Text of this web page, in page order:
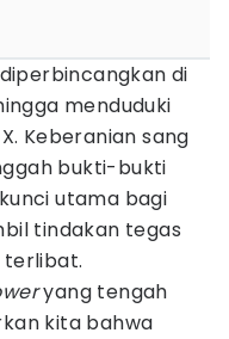
di
menduduki
Keberanian sang
bukti-bukti
utama bagi
tindakan tegas
terlibat.
yang tengah
kita bahwa